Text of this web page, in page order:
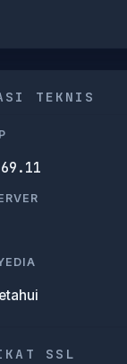
TEKNIS
SSL